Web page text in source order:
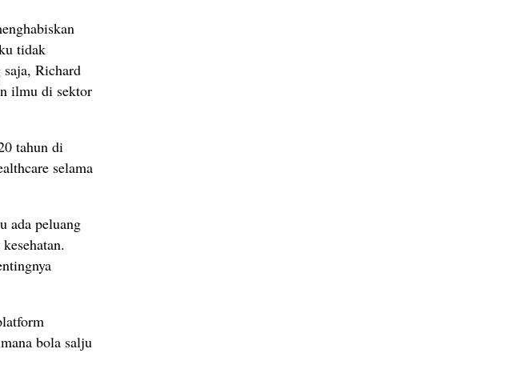
tidak
saja, Richard
ilmu di sektor
tahun di
selama
ada peluang
bola salju